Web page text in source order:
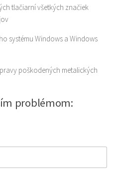
tlačiarní všetkých značiek
systému Windows a Windows
poškodených metalických
problémom: